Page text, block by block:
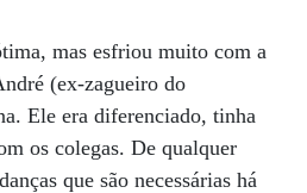
mas esfriou muito com a
(ex-zagueiro do
Ele era diferenciado, tinha
os colegas. De qualquer
que são necessárias há